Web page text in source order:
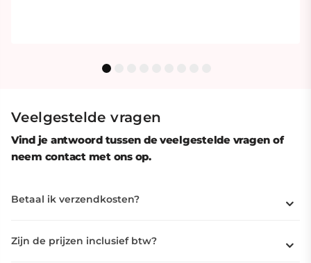
Veelgestelde vragen
Vind je antwoord tussen de veelgestelde vragen of
neem contact met ons op.
Betaal ik verzendkosten?
Zijn de prijzen inclusief btw?